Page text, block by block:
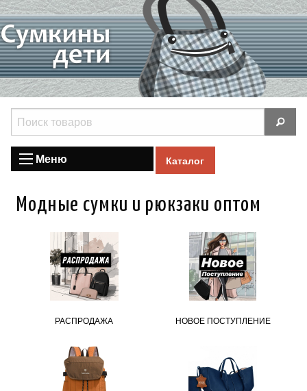
Меню Каталог
Модные сумки и рюкзаки оптом
РАСПРОДАЖА НОВОЕ ПОСТУПЛЕНИЕ